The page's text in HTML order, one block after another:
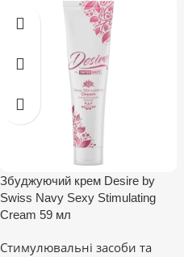
Збуджуючий крем Desire by
Swiss Navy Sexy Stimulating
Cream 59 мл
Стимулювальні засоби та